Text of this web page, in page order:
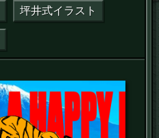
坪井式イラスト